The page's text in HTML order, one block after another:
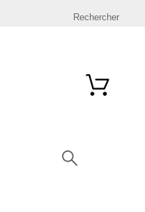
Rechercher